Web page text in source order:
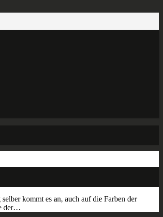
kommt es an, auch auf die Farben der
der…